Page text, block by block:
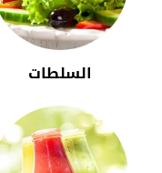
السلطات